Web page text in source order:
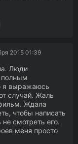
2015 01:39
Люди
полным
я выражаюсь
случай. Жаль
Ждала
чтобы написать
смотреть его.
меня просто